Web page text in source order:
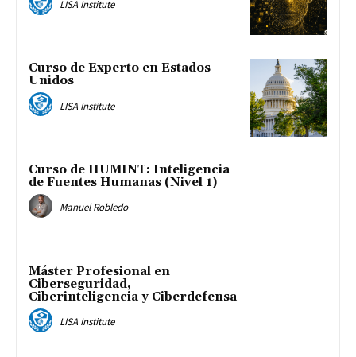
LISA Institute
Curso de Experto en Estados
Unidos
LISA Institute
Curso de HUMINT: Inteligencia
de Fuentes Humanas (Nivel 1)
Manuel Robledo
Máster Profesional en
Ciberseguridad,
Ciberinteligencia y Ciberdefensa
LISA Institute